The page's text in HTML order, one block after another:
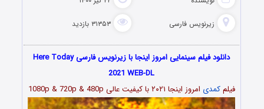
زیرنویس فارسی ۳۱۳۵۳ بازدید
دانلود فیلم سینمایی امروز اینجا با زیرنویس فارسی Here Today
2021 WEB-DL
فیلمکمدی امروز اینجا ۲۰۲۱ با کیفیت عالی 1080p & 720p & 480p